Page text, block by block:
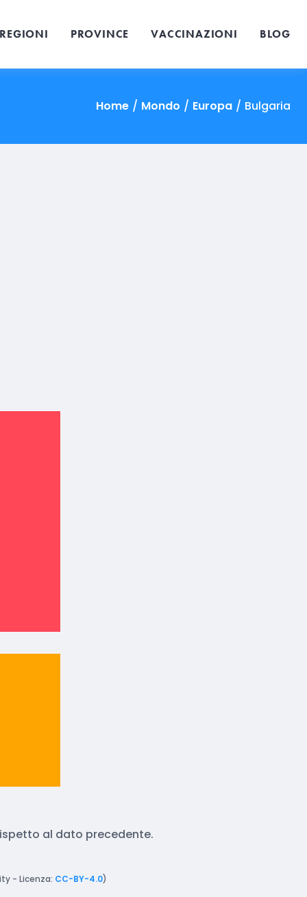
REGIONI PROVINCE VACCINAZIONI BLOG
Home / Mondo / Europa / Bulgaria
al dato precedente.
- Licenza: CC-BY-4.0)